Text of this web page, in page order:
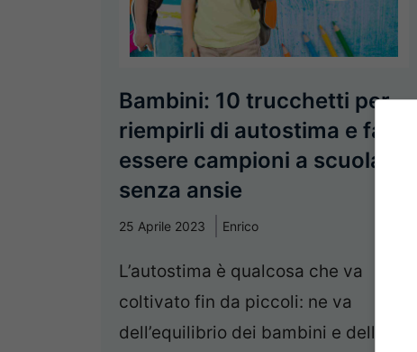
Bambini: 10 trucchetti per
riempirli di autostima e farli
essere campioni a scuola
senza ansie
25 Aprile 2023 Enrico
L’autostima è qualcosa che va
coltivato fin da piccoli: ne va
dell’equilibrio dei bambini e della